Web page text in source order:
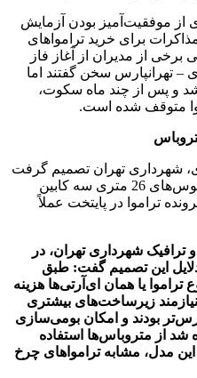
موفقیت‌آمیز بودن آزمایش
برای خرید ترامواهای
برخی از مدیران از آغاز فاز
– تهرانپارس سخن گفتند اما
شد و پس از چند ماه سکوت،
متوقف شده است.
شهرداری تهران تصمیم گرفت
به‌جای تراموا، از متروباس‌ها یا اتوبوس‌های 26 متری سه کابین
تراموا در پایتخت عملاً
شهرداری تهران، در
این تصمیم گفت: طبق
یا همان ای‌آر‌تی‌ها هزینه
زیرساخت‌های بیشتری
بودند و امکان بومی‌سازی
شد از متروباس‌ها استفاده
این مدل، مشابه ترامواهای چرخ